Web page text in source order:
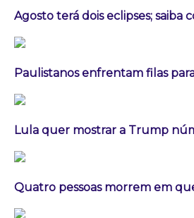
Agosto terá dois eclipses; saiba
Paulistanos enfrentam filas
Lula quer mostrar a Trump
Quatro pessoas morrem em